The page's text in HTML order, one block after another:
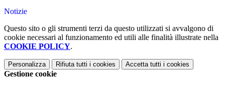
Notizie
Questo sito o gli strumenti terzi da questo utilizzati si avvalgono di
cookie necessari al funzionamento ed utili alle finalità illustrate nella
COOKIE POLICY.
Personalizza Rifiuta tutti i cookies Accetta tutti i cookies
Gestione cookie